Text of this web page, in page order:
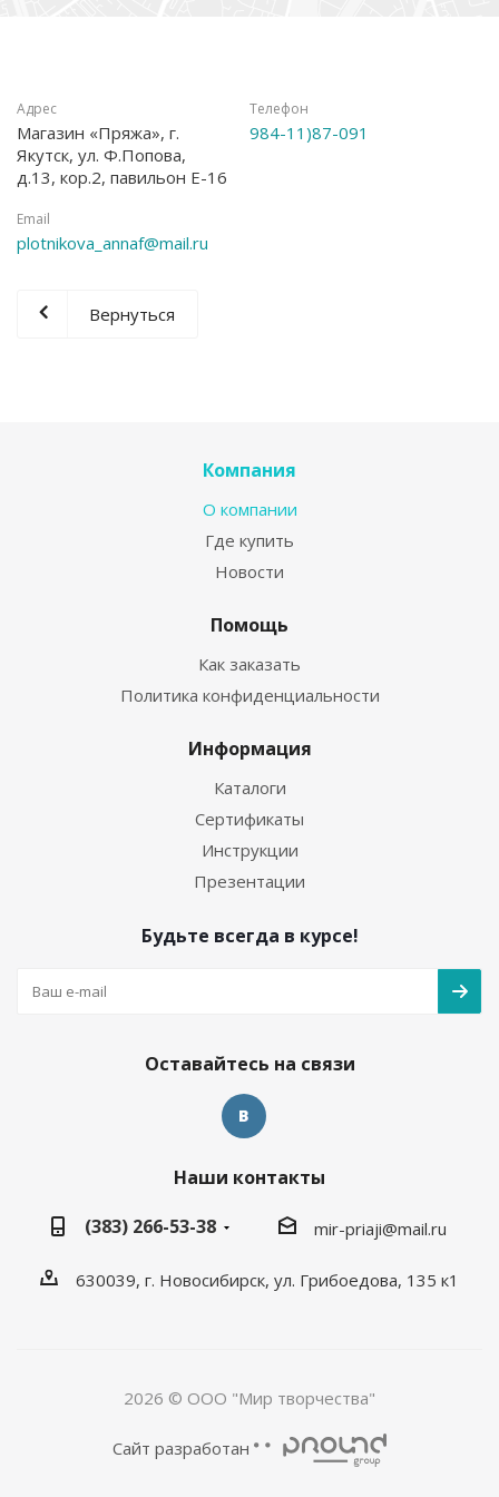
Адрес
Магазин «Пряжа», г.
Якутск, ул. Ф.Попова,
д.13, кор.2, павильон Е-16
Телефон
984-11)87-091
Email
plotnikova_annaf@mail.ru
Вернуться
Компания
О компании
Где купить
Новости
Помощь
Как заказать
Политика конфиденциальности
Информация
Каталоги
Сертификаты
Инструкции
Презентации
Будьте всегда в курсе!
Оставайтесь на связи
Наши контакты
(383) 266-53-38
mir-priaji@mail.ru
630039, г. Новосибирск, ул. Грибоедова, 135 к1
2026 © ООО "Мир творчества"
Сайт разработан